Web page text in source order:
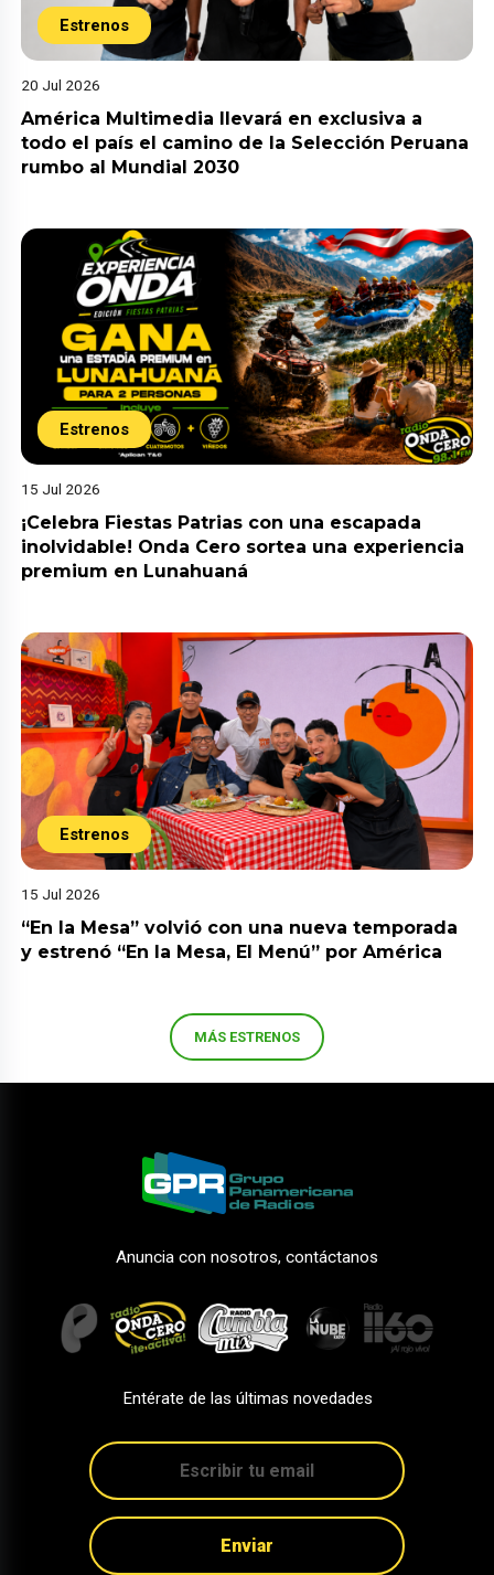
Estrenos
20 Jul 2026
América Multimedia llevará en exclusiva a
todo el país el camino de la Selección Peruana
rumbo al Mundial 2030
Estrenos
15 Jul 2026
¡Celebra Fiestas Patrias con una escapada
inolvidable! Onda Cero sortea una experiencia
premium en Lunahuaná
Estrenos
15 Jul 2026
“En la Mesa” volvió con una nueva temporada
y estrenó “En la Mesa, El Menú” por América
MÁS ESTRENOS
Anuncia con nosotros, contáctanos
Entérate de las últimas novedades
Enviar